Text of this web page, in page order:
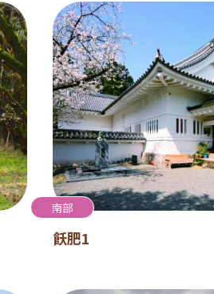
南部
飫肥1